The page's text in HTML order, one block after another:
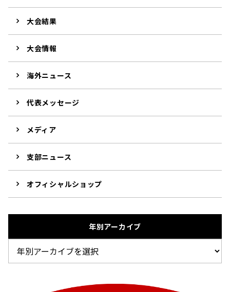
大会結果
大会情報
海外ニュース
代表メッセージ
メディア
支部ニュース
オフィシャルショップ
年別アーカイブ